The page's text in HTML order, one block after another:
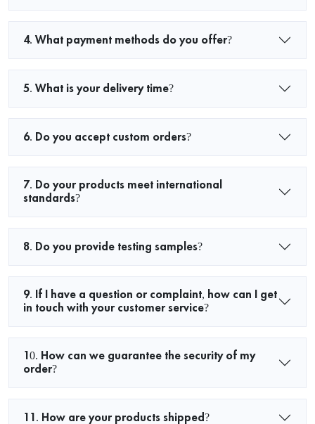
4. What payment methods do you offer?
5. What is your delivery time?
6. Do you accept custom orders?
7. Do your products meet international
standards?
8. Do you provide testing samples?
9. If I have a question or complaint, how can I get
in touch with your customer service?
10. How can we guarantee the security of my
order?
11. How are your products shipped?